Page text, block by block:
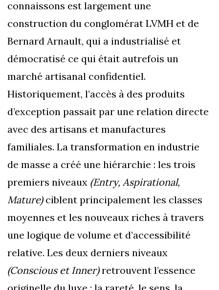
connaissons est largement une
construction du conglomérat LVMH et de
Bernard Arnault, qui a industrialisé et
démocratisé ce qui était autrefois un
marché artisanal confidentiel.
Historiquement, l’accès à des produits
d’exception passait par une relation directe
avec des artisans et manufactures
familiales. La transformation en industrie
de masse a créé une hiérarchie : les trois
premiers niveaux (Entry, Aspirational,
Mature)ciblent principalement les classes
moyennes et les nouveaux riches à travers
une logique de volume et d’accessibilité
relative. Les deux derniers niveaux
(Conscious et Inner)retrouvent l’essence